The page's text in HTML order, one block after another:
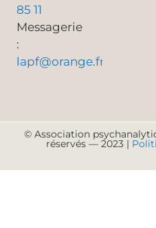
85 11
Messagerie
:
lapf@orange.fr
© Association
réservés — 2023 |